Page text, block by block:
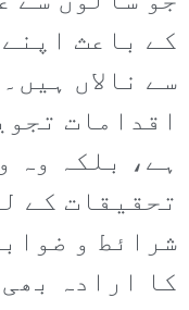
کے باعث
سے نالاں
اقدامات
ہے، بلکہ وہ
تحقیقات کے
شرائط و
کا ارادہ